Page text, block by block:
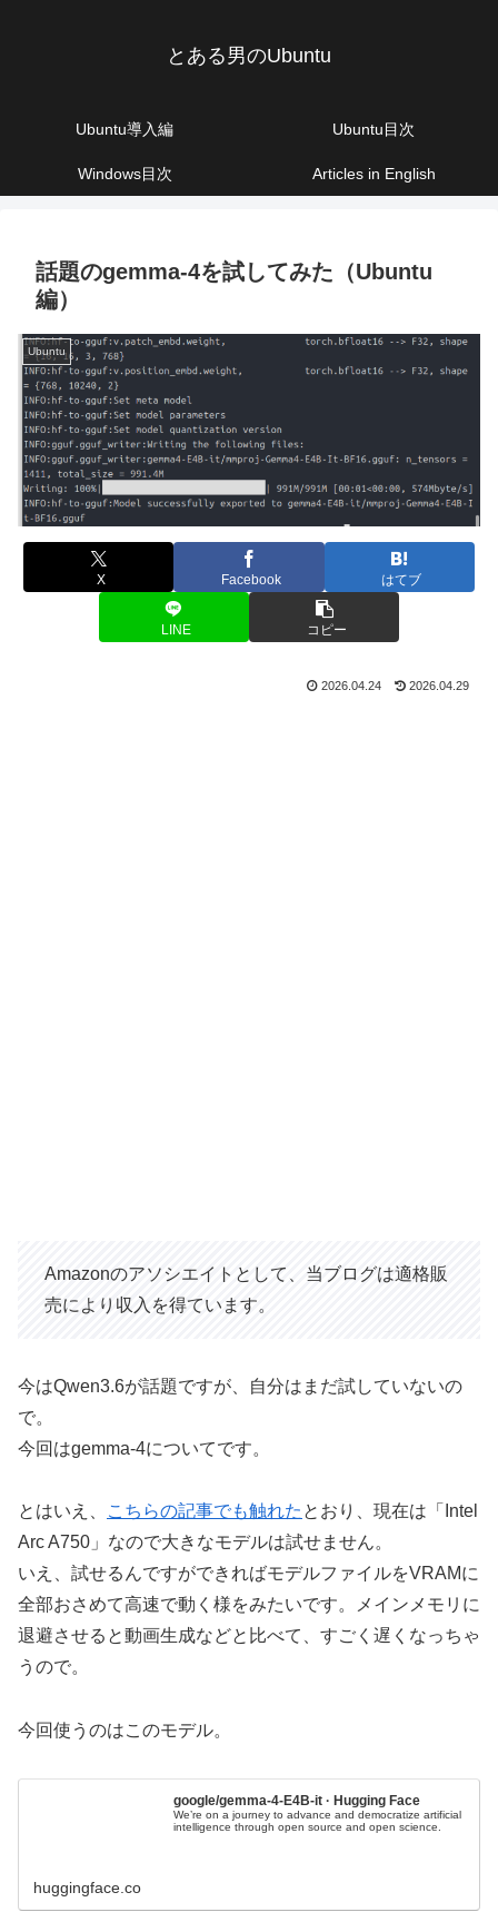
とある男のUbuntu
Ubuntu導入編 Ubuntu目次
Windows目次 Articles in English
話題のgemma-4を試してみた（Ubuntu
編）
Ubuntu
X Facebook はてブ
LINE コピー
2026.04.24 2026.04.29
Amazonのアソシエイトとして、当ブログは適格販
売により収入を得ています。
今はQwen3.6が話題ですが、自分はまだ試していないの
で。
今回はgemma-4についてです。
とはいえ、 こちらの記事でも触れた とおり、現在は「Intel
Arc A750」なので大きなモデルは試せません。
いえ、試せるんですができればモデルファイルをVRAMに
全部おさめて高速で動く様をみたいです。メインメモリに
退避させると動画生成などと比べて、すごく遅くなっちゃ
うので。
今回使うのはこのモデル。
google/gemma-4-E4B-it · Hugging Face
We’re on a journey to advance and democratize artificial
intelligence through open source and open science.
huggingface.co